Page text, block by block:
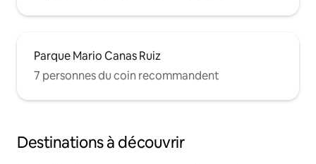
Parque Mario Canas Ruiz
7 personnes du coin recommandent
Destinations à découvrir